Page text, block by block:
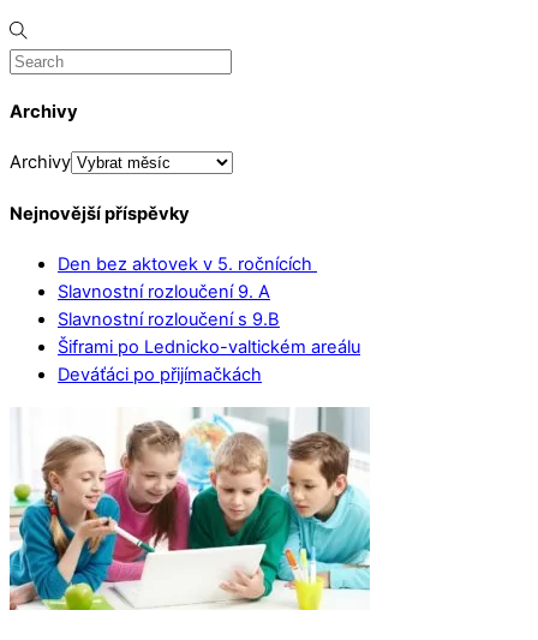
Archivy
Archivy
Nejnovější příspěvky
Den bez aktovek v 5. ročnících
Slavnostní rozloučení 9. A
Slavnostní rozloučení s 9.B
Šiframi po Lednicko-valtickém areálu
Deváťáci po přijímačkách